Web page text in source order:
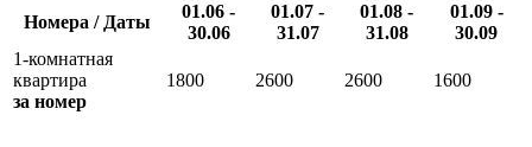
Номера / Даты
01.06 -
30.06
01.07 -
31.07
01.08 -
31.08
01.09 -
30.09
1-комнатная
квартира
за номер
1800 2600 2600 1600